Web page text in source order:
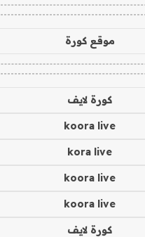
موقع كورة
كورة لايف
koora live
kora live
koora live
koora live
كورة لايف